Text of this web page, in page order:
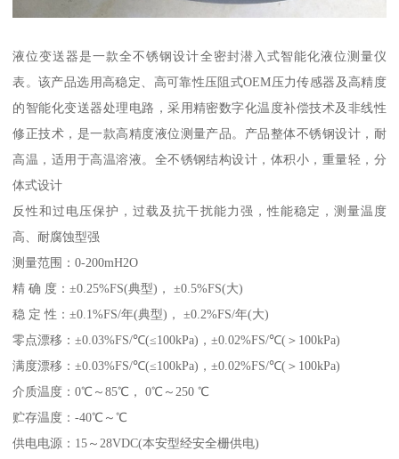
液位变送器是一款全不锈钢设计全密封潜入式智能化液位测量仪
表。该产品选用高稳定、高可靠性压阻式OEM压力传感器及高精度
的智能化变送器处理电路，采用精密数字化温度补偿技术及非线性
修正技术，是一款高精度液位测量产品。产品整体不锈钢设计，耐
高温，适用于高温溶液。全不锈钢结构设计，体积小，重量轻，分
体式设计
反性和过电压保护，过载及抗干扰能力强，性能稳定，测量温度
高、耐腐蚀型强
测量范围：0-200mH2O
精 确 度：±0.25%FS(典型)， ±0.5%FS(大)
稳 定 性：±0.1%FS/年(典型)， ±0.2%FS/年(大)
零点漂移：±0.03%FS/℃(≤100kPa)，±0.02%FS/℃(＞100kPa)
满度漂移：±0.03%FS/℃(≤100kPa)，±0.02%FS/℃(＞100kPa)
介质温度：0℃～85℃， 0℃～250 ℃
贮存温度：-40℃～℃
供电电源：15～28VDC(本安型经安全栅供电)